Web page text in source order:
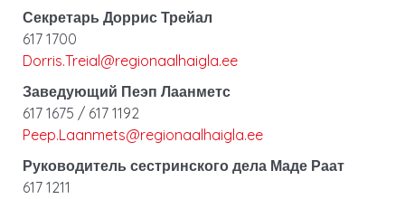
Секретарь Доррис Трейал
617 1700
Dorris.Treial@regionaalhaigla.ee
Заведующий Пеэп Лаанметс
617 1675 / 617 1192
Peep.Laanmets@regionaalhaigla.ee
Руководитель сестринского дела Маде Раат
617 1211